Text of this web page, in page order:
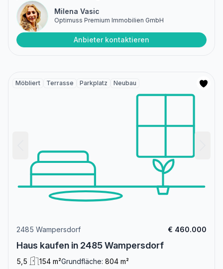
Milena Vasic
Optimuss Premium Immobilien GmbH
Anbieter kontaktieren
Möbliert Terrasse Parkplatz Neubau
2485 Wampersdorf € 460.000
Haus kaufen in 2485 Wampersdorf
5,5 154 m²Grundfläche: 804 m²